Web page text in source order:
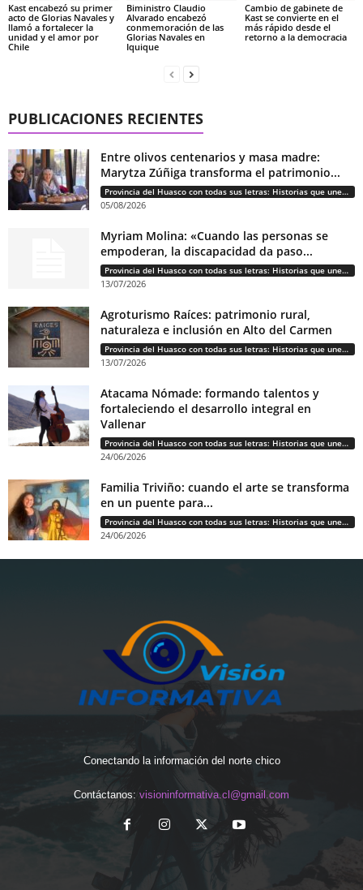
Kast encabezó su primer
acto de Glorias Navales y
llamó a fortalecer la
unidad y el amor por
Chile
Biministro Claudio
Alvarado encabezó
conmemoración de las
Glorias Navales en
Iquique
Cambio de gabinete de
Kast se convierte en el
más rápido desde el
retorno a la democracia
PUBLICACIONES RECIENTES
Entre olivos centenarios y masa madre:
Marytza Zúñiga transforma el patrimonio...
Provincia del Huasco con todas sus letras: Historias que unen cultura, diversidad e identidad
05/08/2026
Myriam Molina: «Cuando las personas se
empoderan, la discapacidad da paso...
Provincia del Huasco con todas sus letras: Historias que unen cultura, diversidad e identidad
13/07/2026
Agroturismo Raíces: patrimonio rural,
naturaleza e inclusión en Alto del Carmen
Provincia del Huasco con todas sus letras: Historias que unen cultura, diversidad e identidad
13/07/2026
Atacama Nómade: formando talentos y
fortaleciendo el desarrollo integral en
Vallenar
Provincia del Huasco con todas sus letras: Historias que unen cultura, diversidad e identidad
24/06/2026
Familia Triviño: cuando el arte se transforma
en un puente para...
Provincia del Huasco con todas sus letras: Historias que unen cultura, diversidad e identidad
24/06/2026
Conectando la información del norte chico
Contáctanos: visioninformativa.cl@gmail.com